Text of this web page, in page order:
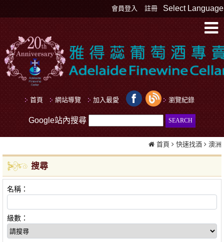
Select Language
會員登入 註冊
首頁 網站導覽 加入最愛 瀏覽紀錄
Google站內搜尋
首頁 快速找酒 澳洲
搜尋
名稱：
級數：